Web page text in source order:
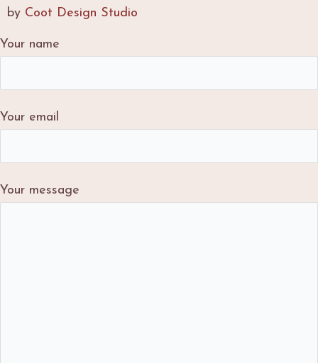
b
o
k
u
a
a
by Coot Design Studio
Your name
Your email
Your message